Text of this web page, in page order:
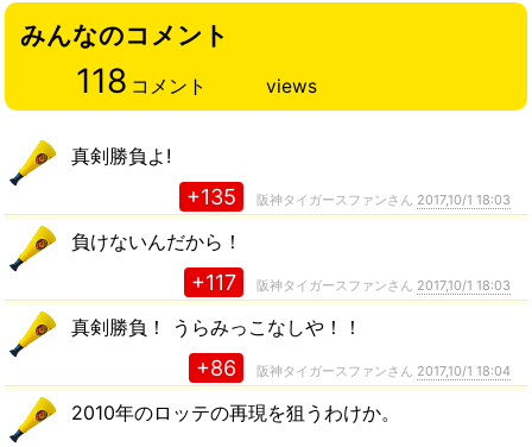
みんなのコメント
118 コメント views
真剣勝負よ!
+135 阪神タイガースファンさん 2017,10/1 18:03
負けないんだから！
+117 阪神タイガースファンさん 2017,10/1 18:03
真剣勝負！ うらみっこなしや！！
+86 阪神タイガースファンさん 2017,10/1 18:04
2010年のロッテの再現を狙うわけか。